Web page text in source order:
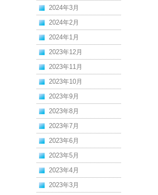
2024年3月
2024年2月
2024年1月
2023年12月
2023年11月
2023年10月
2023年9月
2023年8月
2023年7月
2023年6月
2023年5月
2023年4月
2023年3月